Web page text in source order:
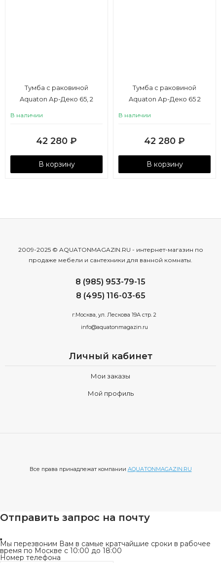
Тумба с раковиной
Aquaton Ар-Деко 65, 2
В наличии
42 280 ₽
В корзину
Тумба с раковиной
Aquaton Ар-Деко 65 2
В наличии
42 280 ₽
В корзину
2009-2025 © AQUATONMAGAZIN.RU - интернет-магазин по
продаже мебели и сантехники для ванной комнаты.
8 (985) 953-79-15
8 (495) 116-03-65
г.Москва, ул. Лескова 19А стр. 2
info@aquatonmagazin.ru
Личный кабинет
Мои заказы
Мой профиль
Все права принадлежат компании AQUATONMAGAZIN.RU
Отправить запрос на почту
Мы перезвоним Вам в самые кратчайшие сроки в рабочее
время по Москве с 10:00 до 18:00
Номер телефона